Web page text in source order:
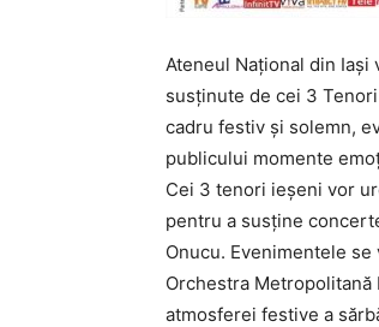
Ateneul Național din
susținute de cei 3
cadru festiv și solemn,
publicului momente
Cei 3 tenori ieșeni vor
pentru a susține
Onucu. Evenimentele
Orchestra
atmosferei festive a